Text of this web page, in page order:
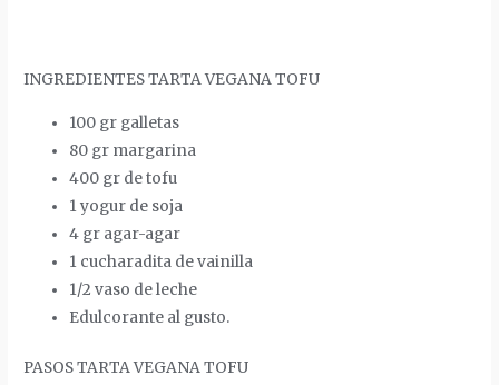
INGREDIENTES TARTA VEGANA TOFU
100 gr galletas
80 gr margarina
400 gr de tofu
1 yogur de soja
4 gr agar-agar
1 cucharadita de vainilla
1/2 vaso de leche
Edulcorante al gusto.
PASOS TARTA VEGANA TOFU